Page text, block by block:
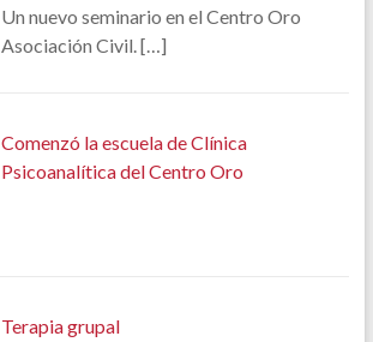
Un nuevo seminario en el Centro Oro
Asociación Civil.[…]
Comenzó la escuela de Clínica
Psicoanalítica del Centro Oro
Terapia grupal